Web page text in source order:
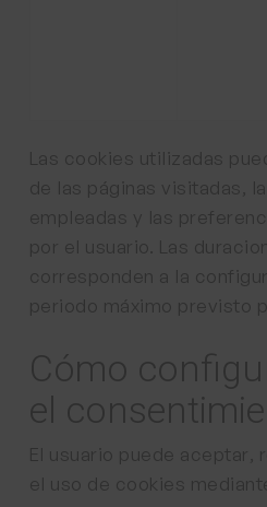
Las cookies utilizadas
de las páginas visitadas,
empleadas y las
por el usuario. Las
corresponden a la
periodo máximo previsto
Cómo
el
El usuario puede aceptar,
el uso de cookies